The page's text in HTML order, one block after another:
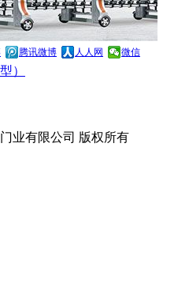
腾讯微博 人人网 微信
）
业有限公司 版权所有